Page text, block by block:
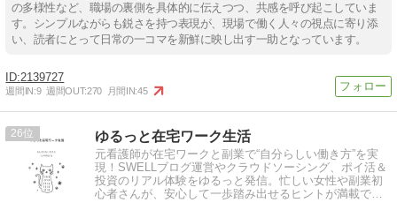
の多様性など、職場の裏側を具体的に伝えつつ、共感を呼び起こしていま
す。シンプルながらも鋭さを持つ表現が、現場で働く人々の視点に寄り添
い、読者にとって日常の一コマを新鮮に映し出す一助となっています。
2139727
週間IN:9 週間OUT:270 月間IN:45
26 ゆるっと在宅ワーク生活
元看護師が在宅ワークと副業で“自分らしい働き方”を実
現！SWELLブログ運営やクラウドソーシング、ポイ活＆
投資のリアル体験をゆるっと発信。忙しい女性や副業初
心者さんが、安心して一歩踏み出せるヒントが満載で